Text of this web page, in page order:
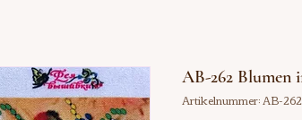
AB-262 Blumen
Artikelnummer: AB-